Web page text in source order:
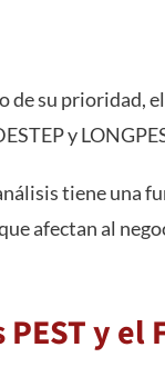
de su prioridad,
y
tiene una
afectan al
y el